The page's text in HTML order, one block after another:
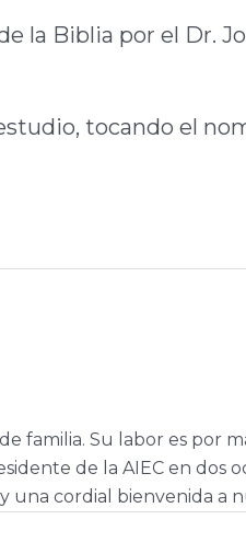
la Biblia por el Dr.
tocando el
familia. Su labor es por
de la AIEC en dos
una cordial bienvenida a